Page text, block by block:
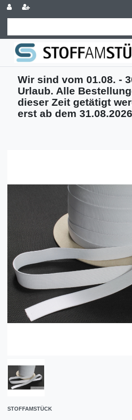
Wir sind vom 01.08. -
Urlaub. Alle
dieser Zeit getätigt
erst ab dem
STOFFAMSTÜCK